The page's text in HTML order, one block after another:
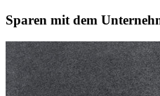
Sparen mit dem